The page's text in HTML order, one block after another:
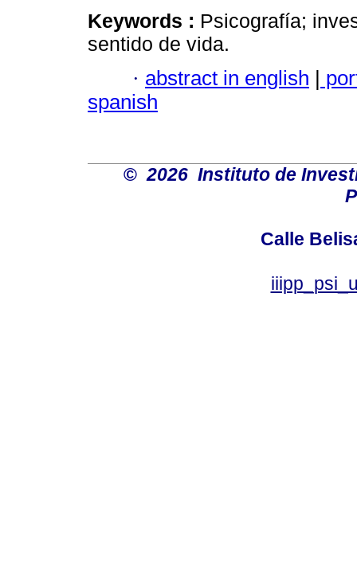
Keywords : Psicografía;
sentido de vida.
· abstract in english |
spanish
© 2026 Instituto de
Calle